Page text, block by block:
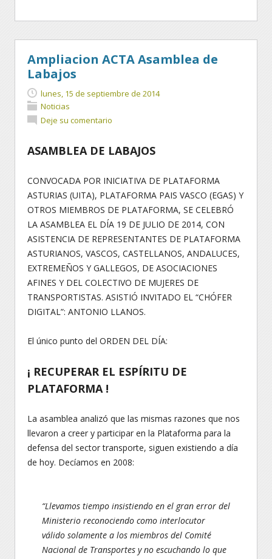
Ampliacion ACTA Asamblea de
Labajos
lunes, 15 de septiembre de 2014
Noticias
Deje su comentario
ASAMBLEA DE LABAJOS
CONVOCADA POR INICIATIVA DE PLATAFORMA
ASTURIAS (UITA), PLATAFORMA PAIS VASCO (EGAS) Y
OTROS MIEMBROS DE PLATAFORMA, SE CELEBRÓ
LA ASAMBLEA EL DÍA 19 DE JULIO DE 2014, CON
ASISTENCIA DE REPRESENTANTES DE PLATAFORMA
ASTURIANOS, VASCOS, CASTELLANOS, ANDALUCES,
EXTREMEÑOS Y GALLEGOS, DE ASOCIACIONES
AFINES Y DEL COLECTIVO DE MUJERES DE
TRANSPORTISTAS. ASISTIÓ INVITADO EL “CHÓFER
DIGITAL”: ANTONIO LLANOS.
El único punto del ORDEN DEL DÍA:
¡ RECUPERAR EL ESPÍRITU DE
PLATAFORMA !
La asamblea analizó que las mismas razones que nos
llevaron a creer y participar en la Plataforma para la
defensa del sector transporte, siguen existiendo a día
de hoy. Decíamos en 2008:
“Llevamos tiempo insistiendo en el gran error del
Ministerio reconociendo como interlocutor
válido solamente a los miembros del Comité
Nacional de Transportes y no escuchando lo que